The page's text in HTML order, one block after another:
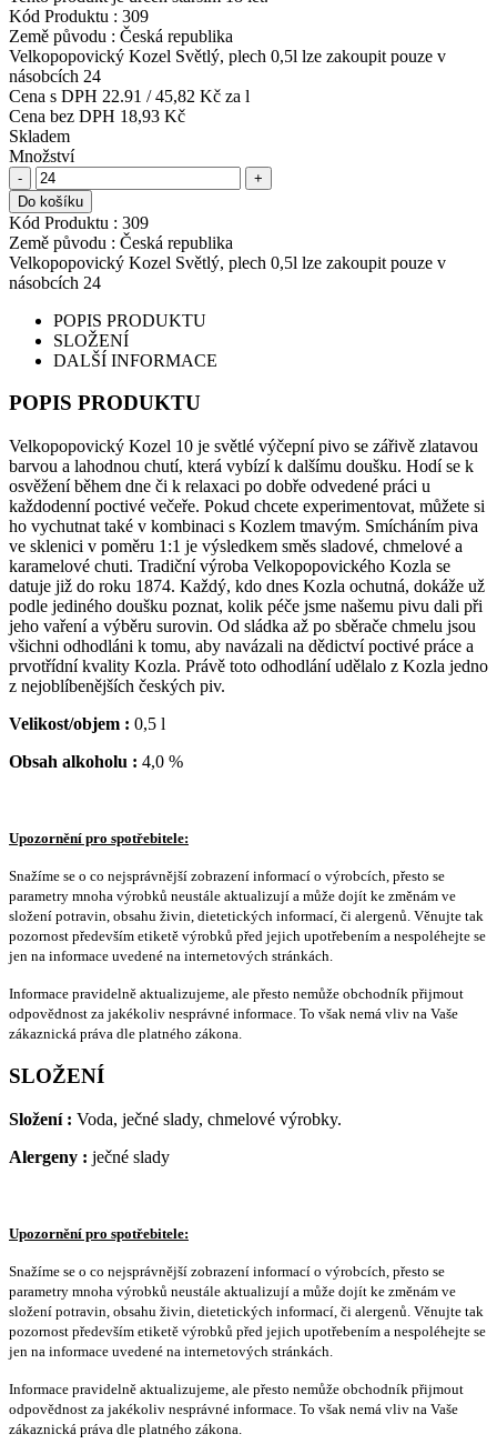
Kód Produktu : 309
Země původu : Česká republika
Velkopopovický Kozel Světlý, plech 0,5l lze zakoupit pouze v
násobcích 24
Cena s DPH 22.91 /45,82 Kč za l
Cena bez DPH 18,93 Kč
Skladem
Množství
-
+
Do košíku
Kód Produktu : 309
Země původu : Česká republika
Velkopopovický Kozel Světlý, plech 0,5l lze zakoupit pouze v
násobcích 24
POPIS PRODUKTU
SLOŽENÍ
DALŠÍ INFORMACE
POPIS PRODUKTU
Velkopopovický Kozel 10 je světlé výčepní pivo se zářivě zlatavou
barvou a lahodnou chutí, která vybízí k dalšímu doušku. Hodí se k
osvěžení během dne či k relaxaci po dobře odvedené práci u
každodenní poctivé večeře. Pokud chcete experimentovat, můžete si
ho vychutnat také v kombinaci s Kozlem tmavým. Smícháním piva
ve sklenici v poměru 1:1 je výsledkem směs sladové, chmelové a
karamelové chuti. Tradiční výroba Velkopopovického Kozla se
datuje již do roku 1874. Každý, kdo dnes Kozla ochutná, dokáže už
podle jediného doušku poznat, kolik péče jsme našemu pivu dali při
jeho vaření a výběru surovin. Od sládka až po sběrače chmelu jsou
všichni odhodláni k tomu, aby navázali na dědictví poctivé práce a
prvotřídní kvality Kozla. Právě toto odhodlání udělalo z Kozla jedno
z nejoblíbenějších českých piv.
Velikost/objem : 0,5 l
Obsah alkoholu : 4,0 %
Upozornění pro spotřebitele:
Snažíme se o co nejsprávnější zobrazení informací o výrobcích, přesto se
parametry mnoha výrobků neustále aktualizují a může dojít ke změnám ve
složení potravin, obsahu živin, dietetických informací, či alergenů. Věnujte tak
pozornost především etiketě výrobků před jejich upotřebením a nespoléhejte se
jen na informace uvedené na internetových stránkách.
Informace pravidelně aktualizujeme, ale přesto nemůže obchodník přijmout
odpovědnost za jakékoliv nesprávné informace. To však nemá vliv na Vaše
zákaznická práva dle platného zákona.
SLOŽENÍ
Složení : Voda, ječné slady, chmelové výrobky.
Alergeny : ječné slady
Upozornění pro spotřebitele:
Snažíme se o co nejsprávnější zobrazení informací o výrobcích, přesto se
parametry mnoha výrobků neustále aktualizují a může dojít ke změnám ve
složení potravin, obsahu živin, dietetických informací, či alergenů. Věnujte tak
pozornost především etiketě výrobků před jejich upotřebením a nespoléhejte se
jen na informace uvedené na internetových stránkách.
Informace pravidelně aktualizujeme, ale přesto nemůže obchodník přijmout
odpovědnost za jakékoliv nesprávné informace. To však nemá vliv na Vaše
zákaznická práva dle platného zákona.